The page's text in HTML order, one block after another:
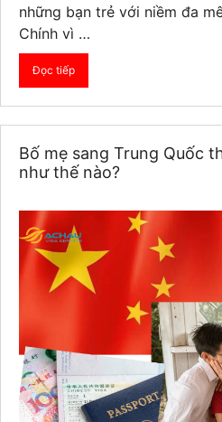
những bạn trẻ với niềm đa
Chính vì …
Đọc tiếp
Bố mẹ sang Trung Quốc
như thế nào?